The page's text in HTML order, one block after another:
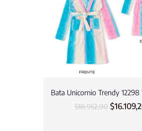
Bata Unicornio Trendy 12298
$18.952,00 $